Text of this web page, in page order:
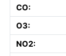
CO:
O3:
NO2: